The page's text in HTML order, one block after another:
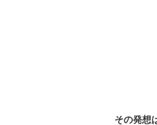
その発想